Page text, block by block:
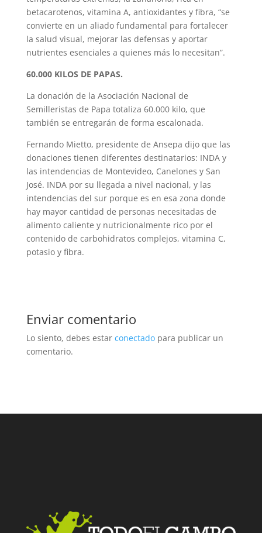
betacarotenos, vitamina A, antioxidantes y fibra, “se
convierte en un aliado fundamental para fortalecer
la salud visual, mejorar las defensas y aportar
nutrientes esenciales a quienes más lo necesitan”.
60.000 KILOS DE PAPAS.
La donación de la Asociación Nacional de
Semilleristas de Papa totaliza 60.000 kilo, que
también se entregarán de forma escalonada.
Fernando Mietto, presidente de Ansepa dijo que las
donaciones tienen diferentes destinatarios: INDA y
las intendencias de Montevideo, Canelones y San
José. INDA por su llegada a nivel nacional, y las
intendencias del sur porque es en esa zona donde
hay mayor cantidad de personas necesitadas de
alimento caliente y nutricionalmente rico por el
contenido de carbohidratos complejos, vitamina C,
potasio y fibra.
Enviar comentario
Lo siento, debes estar conectadopara publicar un
comentario.